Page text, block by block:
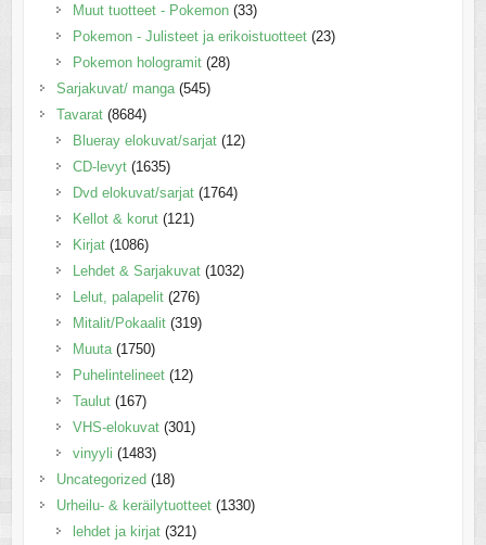
Muut tuotteet - Pokemon (33)
Pokemon - Julisteet ja erikoistuotteet (23)
Pokemon hologramit (28)
Sarjakuvat/ manga (545)
Tavarat (8684)
Blueray elokuvat/sarjat (12)
CD-levyt (1635)
Dvd elokuvat/sarjat (1764)
Kellot & korut (121)
Kirjat (1086)
Lehdet & Sarjakuvat (1032)
Lelut, palapelit (276)
Mitalit/Pokaalit (319)
Muuta (1750)
Puhelintelineet (12)
Taulut (167)
VHS-elokuvat (301)
vinyyli (1483)
Uncategorized (18)
Urheilu- & keräilytuotteet (1330)
lehdet ja kirjat (321)